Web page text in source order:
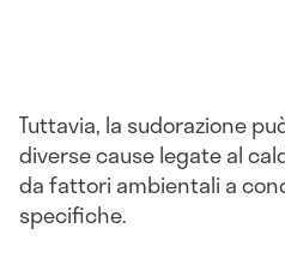
Tuttavia, la sudorazione
diverse cause legate al
da fattori ambientali a
specifiche.